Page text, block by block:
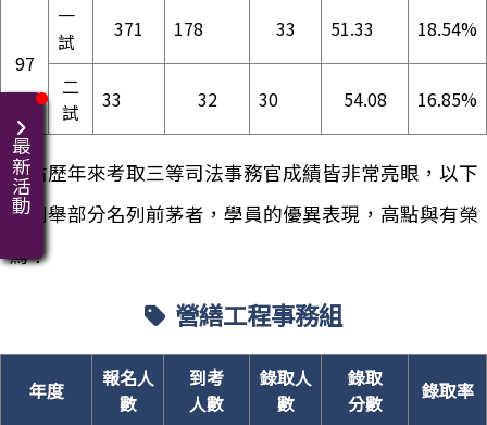
97
一
試
371 178 33 51.33 18.54%
二
試
33 32 30 54.08 16.85%
高點歷年來考取三等司法事務官成績皆非常亮眼，以下
僅列舉部分名列前茅者，學員的優異表現，高點與有榮
焉！
營繕工程事務組
年度
報名人
數
到考
人數
錄取人
數
錄取
分數
錄取率
最新活動